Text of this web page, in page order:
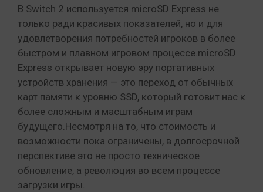
В Switch 2 используется microSD Express не
только ради красивых показателей, но и для
удовлетворения потребностей игроков в более
быстром и плавном игровом процессе.microSD
Express открывает новую эру портативных
устройств хранения — это переход от обычных
карт памяти к уровню SSD, который готовит нас к
более сложным и масштабным играм
будущего.Несмотря на то, что стоимость и
возможности пока ограничены, в долгосрочной
перспективе это не просто техническое
обновление, а революция во всем процессе
загрузки игры.